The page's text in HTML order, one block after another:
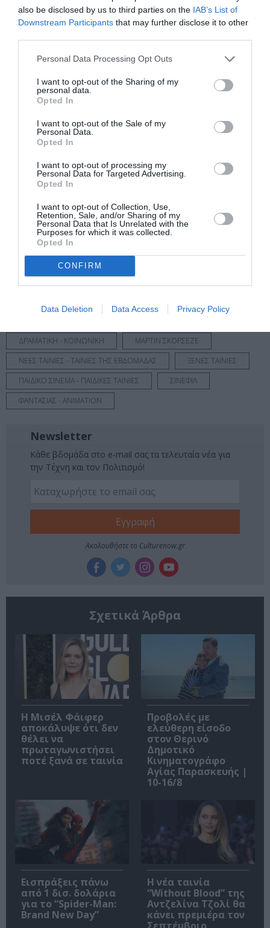
also be disclosed by us to third parties on the IAB’s List of
Downstream Participants that may further disclose it to other
Personal Data Processing Opt Outs
I want to opt-out of the Sharing of my
personal data.
Opted In
I want to opt-out of the Sale of my
Personal Data.
Opted In
I want to opt-out of processing my
Personal Data for Targeted Advertising.
Opted In
I want to opt-out of Collection, Use,
Retention, Sale, and/or Sharing of my
Personal Data that Is Unrelated with the
Purposes for which it was collected.
Opted In
CONFIRM
Data Deletion Data Access Privacy Policy
Ακολουθήστε το Culturenow.gr στο
μάθετε πρώτοι όλες τις ειδήσεις
Δείτε όλα τατελευταία νέα
Πολιτισμό στοCulturenow.gr
Νέοι Διαγωνισμοί❯
ΔΡΑΜΑΤΙΚΗ - ΚΟΙΝΩΝΙΚΗ
ΜΑΡΤΙΝ ΣΚΟΡΣΕΖΕ
ΝΕΕΣ ΤΑΙΝΙΕΣ - ΤΑΙΝΙΕΣ ΤΗΣ ΕΒΔΟΜΑΔΑΣ
ΞΕΝΕΣ ΤΑΙΝΙΕΣ
ΠΑΙΔΙΚΟ ΣΙΝΕΜΑ - ΠΑΙΔΙΚΕΣ ΤΑΙΝΙΕΣ
ΣΙΝΕΦΙΛ
ΦΑΝΤΑΣΙΑΣ - ANIMATION
Newsletter
Κάθε βδομάδα στο e-mail σας τα τελευταία νέα για
την Τέχνη και τον Πολιτισμό!
Ακολουθήστε το Culturenow.gr
Σχετικά Άρθρα
Η Μισέλ Φάιφερ
αποκάλυψε ότι δεν
θέλει να
πρωταγωνιστήσει
ποτέ ξανά σε ταινία
Προβολές με
ελεύθερη είσοδο
στον Θερινό
Δημοτικό
Κινηματογράφο
Αγίας Παρασκευής |
10-16/8
Εισπράξεις πάνω
από 1 δισ. δολάρια
για το “Spider-Man:
Brand New Day”
Η νέα ταινία
“Without Blood” της
Αντζελίνα Τζολί θα
κάνει πρεμιέρα τον